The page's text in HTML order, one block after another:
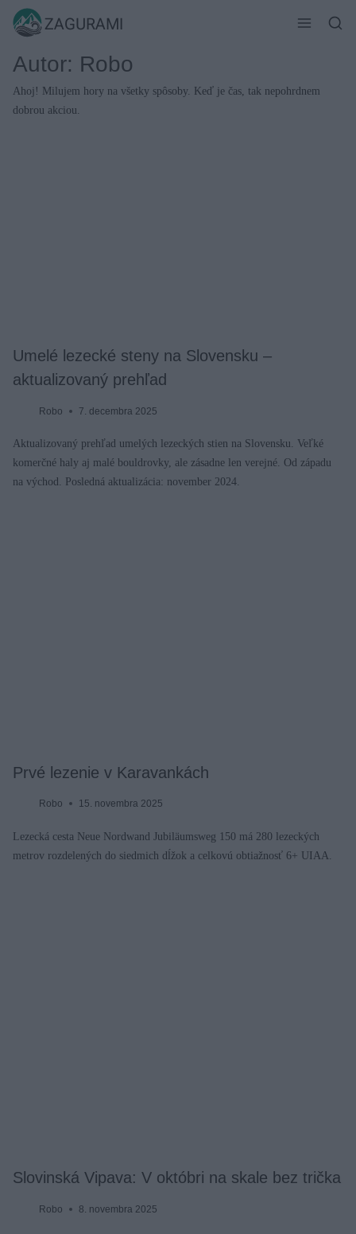
Skip
content
ZAGURAMI
Autor: Robo
Ahoj! Milujem hory na všetky spôsoby. Keď je čas, tak nepohrdnem
dobrou akciou.
Umelé lezecké steny na Slovensku –
aktualizovaný prehľad
Robo 7. decembra 2025
Aktualizovaný prehľad umelých lezeckých stien na Slovensku. Veľké
komerčné haly aj malé bouldrovky, ale zásadne len verejné. Od západu
na východ. Posledná aktualizácia: november 2024.
Prvé lezenie v Karavankách
Robo 15. novembra 2025
Lezecká cesta Neue Nordwand Jubiläumsweg 150 má 280 lezeckých
metrov rozdelených do siedmich dĺžok a celkovú obtiažnosť 6+ UIAA.
Slovinská Vipava: V októbri na skale bez trička
Robo 8. novembra 2025